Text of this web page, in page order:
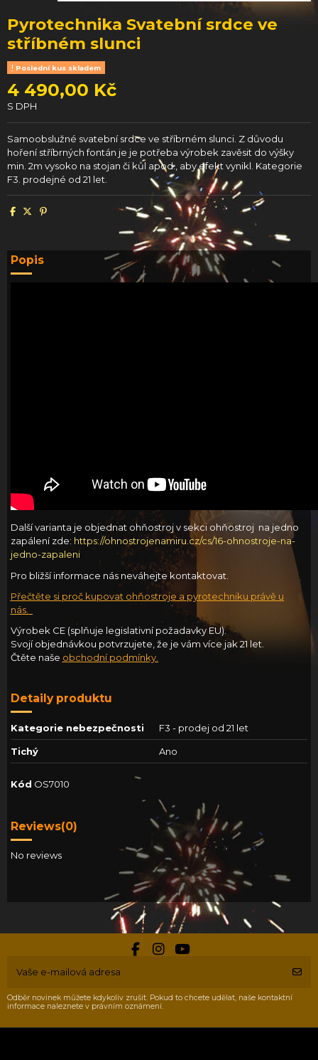
Pyrotechnika Svatební srdce ve
stříbném slunci
Poslední kus skladem
4 490,00 Kč
S DPH
Samoobslužné svatební srdce ve stříbrném slunci. Z důvodu
hoření stříbrných fontán je je potřeba výrobek zavěsit do výšky
min. 2m vysoko na stojan či kůl apod., aby efekt vynikl. Kategorie
F3. prodejné od 21 let.
Popis
Další varianta je objednat ohňostroj v sekci ohňostroj na jedno
zapálení zde: https://ohnostrojenamiru.cz/cs/16-ohnostroje-na-
jedno-zapaleni
Pro bližší informace nás neváhejte kontaktovat.
Přečtěte si proč kupovat ohňostroje a pyrotechniku právě u
nás.
Výrobek CE (splňuje legislativní požadavky EU).
Svojí objednávkou potvrzujete, že je vám více jak 21 let.
Čtěte naše obchodní podmínky.
Detaily produktu
Kategorie nebezpečnosti F3 - prodej od 21 let
Tichý Ano
Kód OS7010
Reviews(0)
No reviews
Odběr novinek můžete kdykoliv zrušit. Pokud to chcete udělat, naše kontaktní
informace naleznete v právním oznámení.